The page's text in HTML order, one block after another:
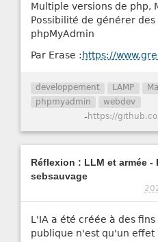
Multiple versions de php,
Possibilité de générer
phpMyAdmin
Par Erase : https://
developpement LAMP
phpmyadmin
webdev
-https://
Réflexion : LLM et armée -
sebsauvage
L'IA a été créée à des
publique n'est qu'un effet